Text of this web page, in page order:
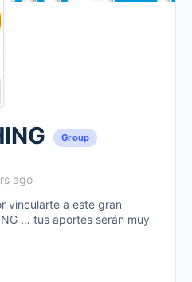
Group
ago
vincularte a este gran
… tus aportes serán muy